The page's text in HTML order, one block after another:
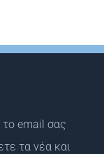
email σας
τα νέα και